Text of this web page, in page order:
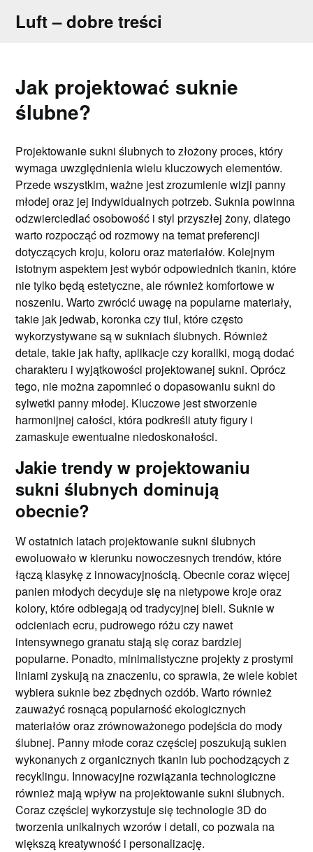
Luft – dobre treści
Jak projektować suknie
ślubne?
Projektowanie sukni ślubnych to złożony proces, który
wymaga uwzględnienia wielu kluczowych elementów.
Przede wszystkim, ważne jest zrozumienie wizji panny
młodej oraz jej indywidualnych potrzeb. Suknia powinna
odzwierciedlać osobowość i styl przyszłej żony, dlatego
warto rozpocząć od rozmowy na temat preferencji
dotyczących kroju, koloru oraz materiałów. Kolejnym
istotnym aspektem jest wybór odpowiednich tkanin, które
nie tylko będą estetyczne, ale również komfortowe w
noszeniu. Warto zwrócić uwagę na popularne materiały,
takie jak jedwab, koronka czy tiul, które często
wykorzystywane są w sukniach ślubnych. Również
detale, takie jak hafty, aplikacje czy koraliki, mogą dodać
charakteru i wyjątkowości projektowanej sukni. Oprócz
tego, nie można zapomnieć o dopasowaniu sukni do
sylwetki panny młodej. Kluczowe jest stworzenie
harmonijnej całości, która podkreśli atuty figury i
zamaskuje ewentualne niedoskonałości.
Jakie trendy w projektowaniu
sukni ślubnych dominują
obecnie?
W ostatnich latach projektowanie sukni ślubnych
ewoluowało w kierunku nowoczesnych trendów, które
łączą klasykę z innowacyjnością. Obecnie coraz więcej
panien młodych decyduje się na nietypowe kroje oraz
kolory, które odbiegają od tradycyjnej bieli. Suknie w
odcieniach ecru, pudrowego różu czy nawet
intensywnego granatu stają się coraz bardziej
popularne. Ponadto, minimalistyczne projekty z prostymi
liniami zyskują na znaczeniu, co sprawia, że wiele kobiet
wybiera suknie bez zbędnych ozdób. Warto również
zauważyć rosnącą popularność ekologicznych
materiałów oraz zrównoważonego podejścia do mody
ślubnej. Panny młode coraz częściej poszukują sukien
wykonanych z organicznych tkanin lub pochodzących z
recyklingu. Innowacyjne rozwiązania technologiczne
również mają wpływ na projektowanie sukni ślubnych.
Coraz częściej wykorzystuje się technologie 3D do
tworzenia unikalnych wzorów i detali, co pozwala na
większą kreatywność i personalizację.